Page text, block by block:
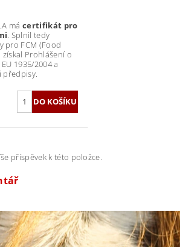
má certifikát pro
. Splnil tedy
pro FCM (Food
Prohlášení o
1935/2004 a
předpisy.
příspěvek k této položce.